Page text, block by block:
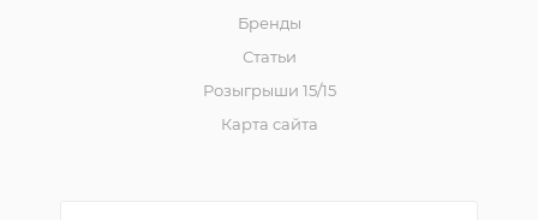
Бренды
Статьи
Розыгрыши 15/15
Карта сайта